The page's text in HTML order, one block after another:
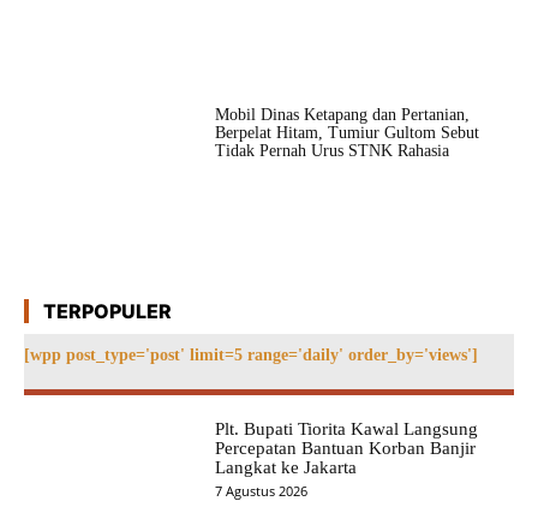
Mobil Dinas Ketapang dan Pertanian,
Berpelat Hitam, Tumiur Gultom Sebut
Tidak Pernah Urus STNK Rahasia
TERPOPULER
[wpp post_type='post' limit=5 range='daily' order_by='views']
Plt. Bupati Tiorita Kawal Langsung
Percepatan Bantuan Korban Banjir
Langkat ke Jakarta
7 Agustus 2026